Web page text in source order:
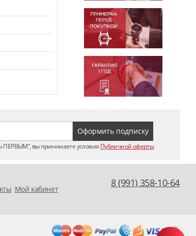
ПЕРВЫМ”, вы принимаете условия Публичной оферты
Мой кабинет
8 (991) 358-10-64